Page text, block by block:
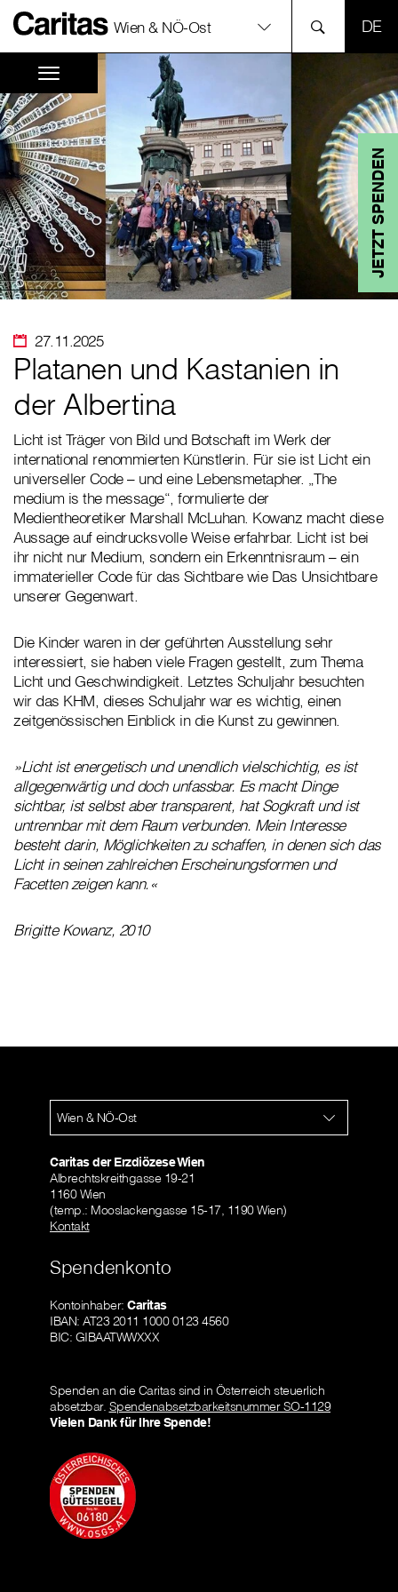
Wien & NÖ-Ost
JETZT SPENDEN
27.11.2025
Platanen und Kastanien in
der Albertina
Licht ist Träger von Bild und Botschaft im Werk der
international renommierten Künstlerin. Für sie ist Licht ein
universeller Code – und eine Lebensmetapher. „The
medium is the message“, formulierte der
Medientheoretiker Marshall McLuhan. Kowanz macht diese
Aussage auf eindrucksvolle Weise erfahrbar. Licht ist bei
ihr nicht nur Medium, sondern ein Erkenntnisraum – ein
immaterieller Code für das Sichtbare wie Das Unsichtbare
unserer Gegenwart.
Die Kinder waren in der geführten Ausstellung sehr
interessiert, sie haben viele Fragen gestellt, zum Thema
Licht und Geschwindigkeit. Letztes Schuljahr besuchten
wir das KHM, dieses Schuljahr war es wichtig, einen
zeitgenössischen Einblick in die Kunst zu gewinnen.
»Licht ist energetisch und unendlich vielschichtig, es ist
allgegenwärtig und doch unfassbar. Es macht Dinge
sichtbar, ist selbst aber transparent, hat Sogkraft und ist
untrennbar mit dem Raum verbunden. Mein Interesse
besteht darin, Möglichkeiten zu schaffen, in denen sich das
Licht in seinen zahlreichen Erscheinungsformen und
Facetten zeigen kann.«
Brigitte Kowanz, 2010
Wien & NÖ-Ost
Caritas der Erzdiözese Wien
Albrechtskreithgasse 19-21
1160 Wien
(temp.: Mooslackengasse 15-17, 1190 Wien)
Kontakt
Spendenkonto
Kontoinhaber: Caritas
IBAN: AT23 2011 1000 0123 4560
BIC: GIBAATWWXXX
Spenden an die Caritas sind in Österreich steuerlich
absetzbar. Spendenabsetzbarkeitsnummer SO-1129
Vielen Dank für Ihre Spende!